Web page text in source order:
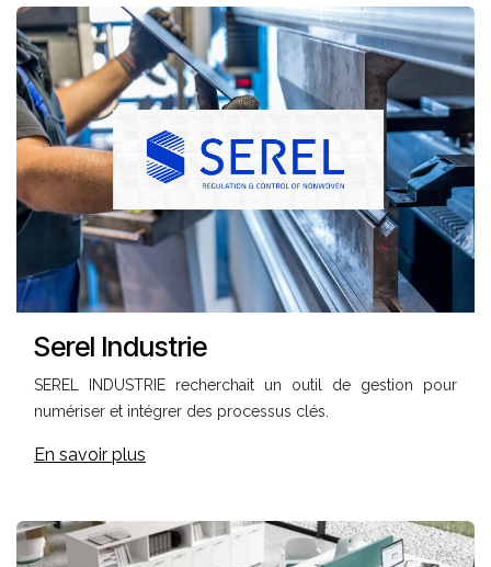
Serel Industrie
SEREL INDUSTRIE recherchait un outil de gestion pour
numériser et intégrer des processus clés.
En savoir plus